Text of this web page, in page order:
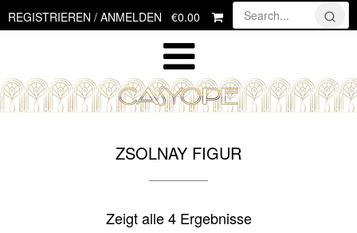
Skip
to
REGISTRIEREN / ANMELDEN €0.00
ZSOLNAY FIGUR
Zeigt alle 4 Ergebnisse